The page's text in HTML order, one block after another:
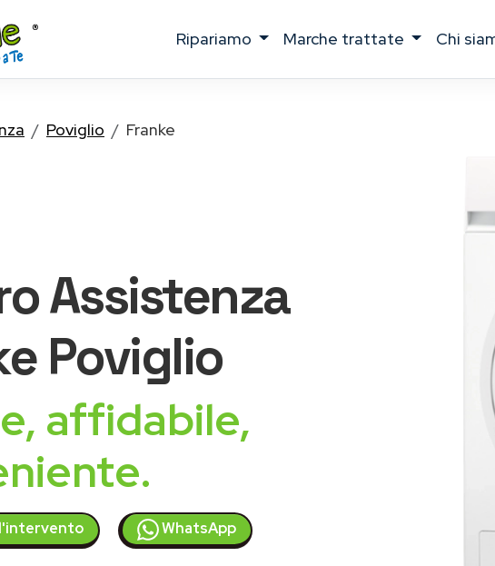
ripariamo marche trattate chi
Poviglio Franke
Assistenza
Poviglio
affidabile,
WhatsApp